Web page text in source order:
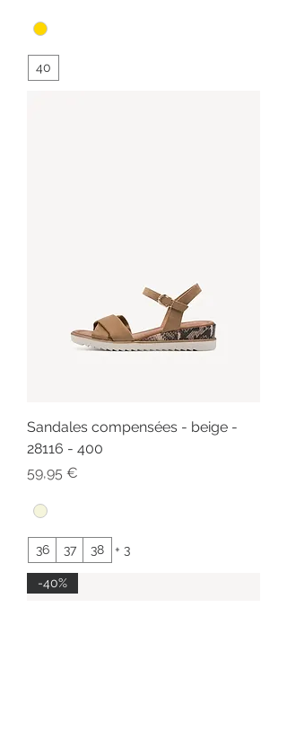
40
Sandales compensées - beige -
28116 - 400
Prix
59,95 €
36 37 38 + 3
-40%